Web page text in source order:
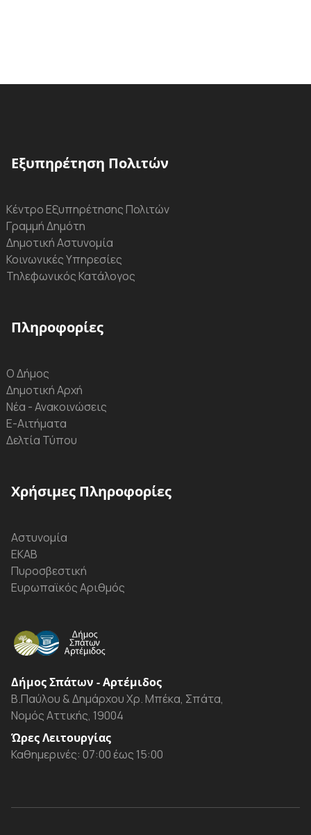
Εξυπηρέτηση Πολιτών
Κέντρο Εξυπηρέτησης Πολιτών
Γραμμή Δημότη
Δημοτική Αστυνομία
Κοινωνικές Υπηρεσίες
Τηλεφωνικός Κατάλογος
Πληροφορίες
Ο Δήμος
Δημοτική Αρχή
Νέα - Ανακοινώσεις
Ε-Αιτήματα
Δελτία Τύπου
Χρήσιμες Πληροφορίες
Αστυνομία
ΕΚΑΒ
Πυροσβεστική
Ευρωπαϊκός Αριθμός
Δήμος Σπάτων - Αρτέμιδος
Β.Παύλου & Δημάρχου Χρ. Μπέκα, Σπάτα,
Νομός Αττικής, 19004
Ώρες Λειτουργίας
Καθημερινές: 07:00 έως 15:00